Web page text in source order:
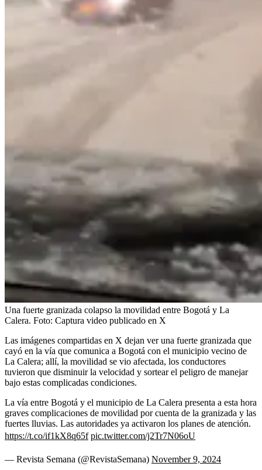
Una fuerte granizada colapso la movilidad entre Bogotá y La
Calera. Foto: Captura video publicado en X
Las imágenes compartidas en X dejan ver una fuerte granizada que
cayó en la vía que comunica a Bogotá con el municipio vecino de
La Calera; allí, la movilidad se vio afectada, los conductores
tuvieron que disminuir la velocidad y sortear el peligro de manejar
bajo estas complicadas condiciones.
La vía entre Bogotá y el municipio de La Calera presenta a esta hora
graves complicaciones de movilidad por cuenta de la granizada y las
fuertes lluvias. Las autoridades ya activaron los planes de atención.
https://t.co/if1kX8q65f pic.twitter.com/j2Tr7N06oU
— Revista Semana (@RevistaSemana) November 9, 2024